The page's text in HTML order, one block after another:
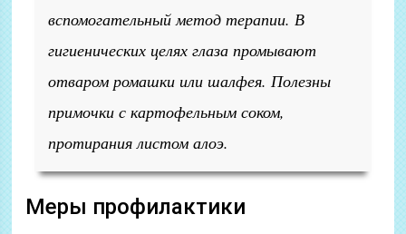
вспомогательный метод терапии. В
гигиенических целях глаза промывают
отваром ромашки или шалфея. Полезны
примочки с картофельным соком,
протирания листом алоэ.
Меры профилактики